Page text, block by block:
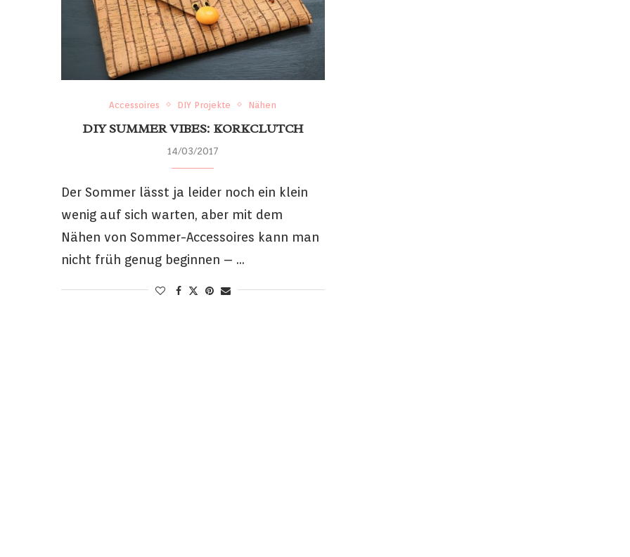
Accessoires DIY Projekte Nähen
DIY SUMMER VIBES: KORKCLUTCH
14/03/2017
Der Sommer lässt ja leider noch ein klein
wenig auf sich warten, aber mit dem
Nähen von Sommer-Accessoires kann man
nicht früh genug beginnen – …